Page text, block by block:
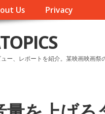
Us Privacy
ー、レポートを紹介。某映画映画